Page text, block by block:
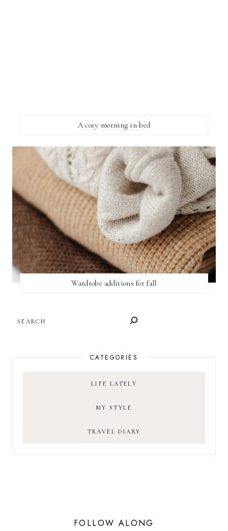
A cozy morning in bed
Wardrobe additions for fall
CATEGORIES
LIFE LATELY
MY STYLE
TRAVEL DIARY
FOLLOW ALONG